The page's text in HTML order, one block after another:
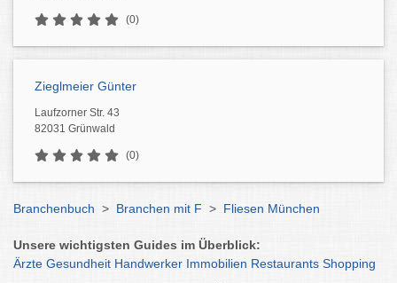
(0)
Zieglmeier Günter
Laufzorner Str. 43
82031 Grünwald
(0)
Branchenbuch > Branchen mit F > Fliesen München
Unsere wichtigsten Guides im Überblick:
Ärzte Gesundheit Handwerker Immobilien Restaurants Shopping